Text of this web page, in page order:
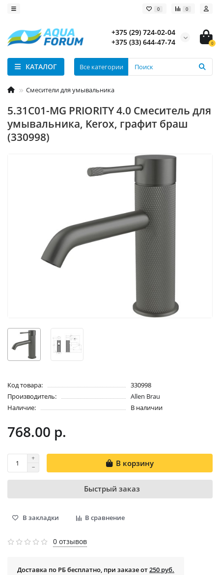
0 0
+375 (29) 724-02-04
+375 (33) 644-47-74
0
КАТАЛОГ Все категории
Смесители для умывальника
5.31С01-MG PRIORITY 4.0 Cмеситель для
умывальника, Kerox, графит браш
(330998)
Код товара:
330998
Производитель:
Allen Brau
Наличие:
В наличии
768.00 р.
В корзину
Быстрый заказ
В закладки В сравнение
0 отзывов
Доставка по РБ бесплатно, при заказе от250 руб.